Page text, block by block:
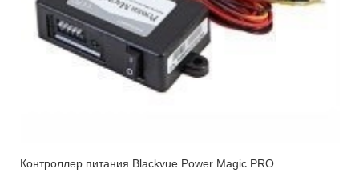
Контроллер питания Blackvue Power Magic PRO